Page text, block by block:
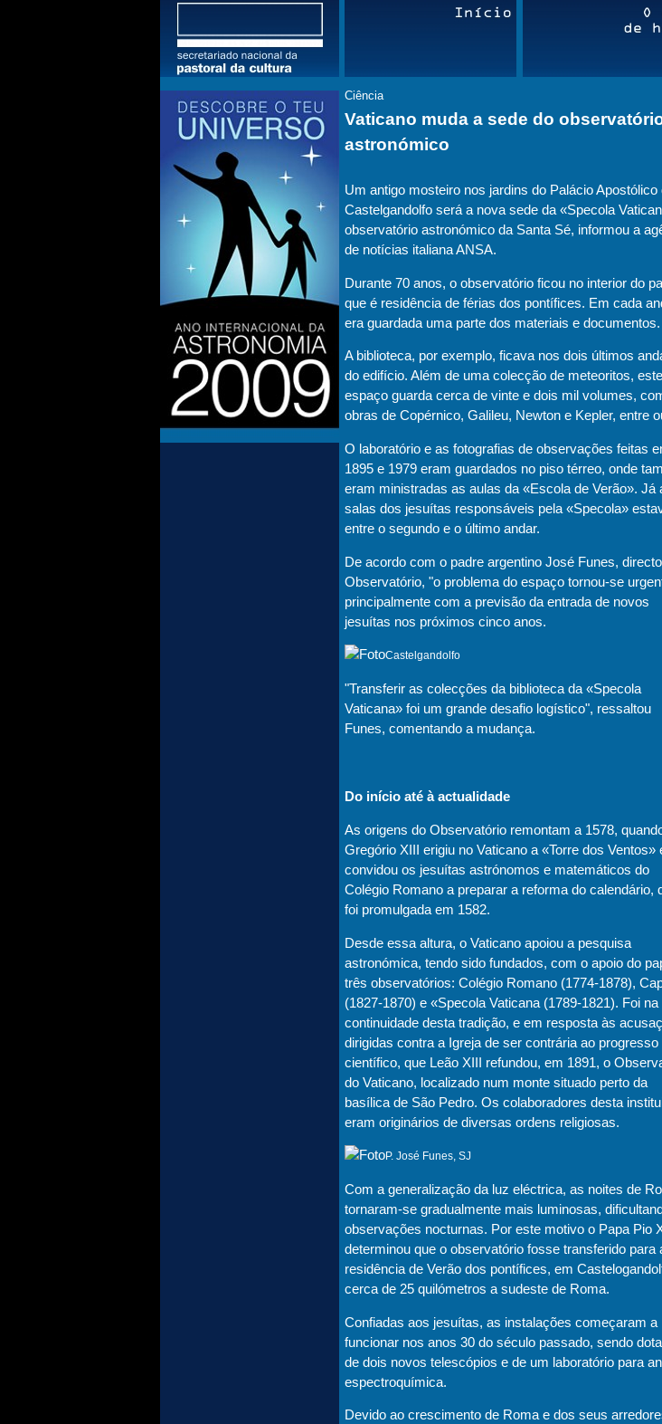
Ciência
Vaticano muda a sede do
astronómico
Um antigo mosteiro nos jardins do Palácio Apostólico
Castelgandolfo será a nova sede da «Specola
observatório astronómico da Santa Sé, informou a
de notícias italiana ANSA.
Durante 70 anos, o observatório ficou no interior do
que é residência de férias dos pontífices. Em cada
era guardada uma parte dos materiais e documentos.
A biblioteca, por exemplo, ficava nos dois últimos
do edifício. Além de uma colecção de meteoritos, este
espaço guarda cerca de vinte e dois mil volumes,
obras de Copérnico, Galileu, Newton e Kepler, entre
O laboratório e as fotografias de observações feitas
1895 e 1979 eram guardados no piso térreo, onde
eram ministradas as aulas da «Escola de Verão». Já
salas dos jesuítas responsáveis pela «Specola»
entre o segundo e o último andar.
De acordo com o padre argentino José Funes,
Observatório, "o problema do espaço tornou-se
principalmente com a previsão da entrada de novos
jesuítas nos próximos cinco anos.
Castelgandolfo
"Transferir as colecções da biblioteca da «Specola
Vaticana» foi um grande desafio logístico", ressaltou
Funes, comentando a mudança.
Do início até à actualidade
As origens do Observatório remontam a 1578,
Gregório XIII erigiu no Vaticano a «Torre dos Ventos»
convidou os jesuítas astrónomos e matemáticos do
Colégio Romano a preparar a reforma do calendário,
foi promulgada em 1582.
Desde essa altura, o Vaticano apoiou a pesquisa
astronómica, tendo sido fundados, com o apoio do
três observatórios: Colégio Romano (1774-1878),
(1827-1870) e «Specola Vaticana (1789-1821). Foi na
continuidade desta tradição, e em resposta às
dirigidas contra a Igreja de ser contrária ao progresso
científico, que Leão XIII refundou, em 1891, o
do Vaticano, localizado num monte situado perto da
basílica de São Pedro. Os colaboradores desta
eram originários de diversas ordens religiosas.
P. José Funes, SJ
Com a generalização da luz eléctrica, as noites de
tornaram-se gradualmente mais luminosas,
observações nocturnas. Por este motivo o Papa Pio
determinou que o observatório fosse transferido para
residência de Verão dos pontífices, em
cerca de 25 quilómetros a sudeste de Roma.
Confiadas aos jesuítas, as instalações começaram a
funcionar nos anos 30 do século passado, sendo
de dois novos telescópios e de um laboratório para
espectroquímica.
Devido ao crescimento de Roma e dos seus